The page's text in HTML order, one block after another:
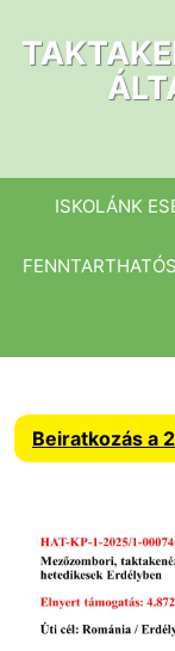
tartalomhoz
ISKOLÁNK
Beiratkozás a